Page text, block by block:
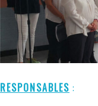
RESPONSABLES :